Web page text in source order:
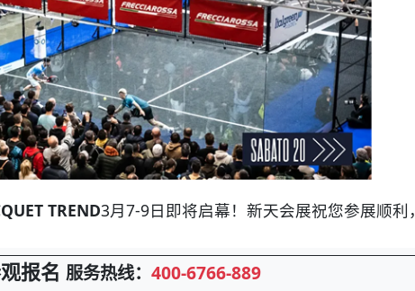
TREND3月7-9日即将启幕！新天会展祝您参展顺利，
报名 服务热线： 400-6766-889